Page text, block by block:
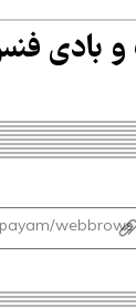
و بادی